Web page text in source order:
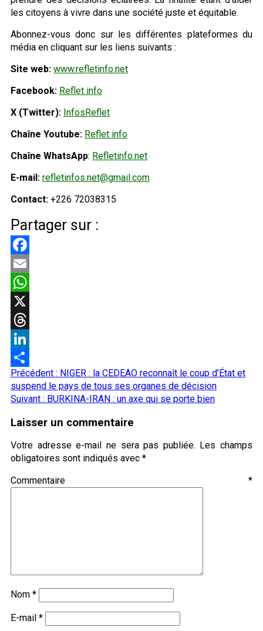
les citoyens à vivre dans une société juste et équitable.
Abonnez-vous donc sur les différentes plateformes du
média en cliquant sur les liens suivants :
Site web: www.refletinfo.net
Facebook: Reflet info
X (Twitter): InfosReflet
Chaîne Youtube: Reflet info
Chaîne WhatsApp: Refletinfo.net
E-mail: refletinfos.net@gmail.com
Contact: +226 72038315
Partager sur :
Facebook
Email
WhatsApp
X
Threads
LinkedIn
Partager
Navigation
d’article
Précédent : NIGER : la CEDEAO reconnaît le coup d’État et
suspend le pays de tous ses organes de décision
Suivant : BURKINA-IRAN : un axe qui se porte bien
Laisser un commentaire
Votre adresse e-mail ne sera pas publiée. Les champs
obligatoires sont indiqués avec *
Commentaire *
Nom *
E-mail *